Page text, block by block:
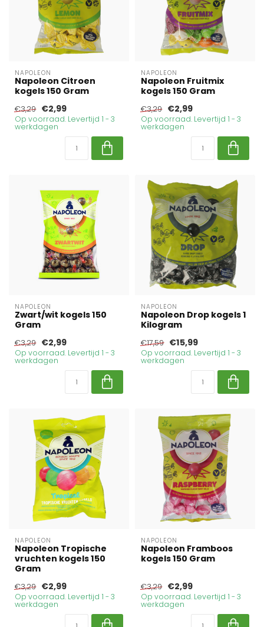
NAPOLEON
Napoleon Citroen
kogels 150 Gram
€3,29 €2,99
Op voorraad. Levertijd 1 - 3
werkdagen
NAPOLEON
Napoleon Fruitmix
kogels 150 Gram
€3,29 €2,99
Op voorraad. Levertijd 1 - 3
werkdagen
NAPOLEON
Zwart/wit kogels 150
Gram
€3,29 €2,99
Op voorraad. Levertijd 1 - 3
werkdagen
NAPOLEON
Napoleon Drop kogels 1
Kilogram
€17,59 €15,99
Op voorraad. Levertijd 1 - 3
werkdagen
NAPOLEON
Napoleon Tropische
vruchten kogels 150
Gram
€3,29 €2,99
Op voorraad. Levertijd 1 - 3
werkdagen
NAPOLEON
Napoleon Framboos
kogels 150 Gram
€3,29 €2,99
Op voorraad. Levertijd 1 - 3
werkdagen